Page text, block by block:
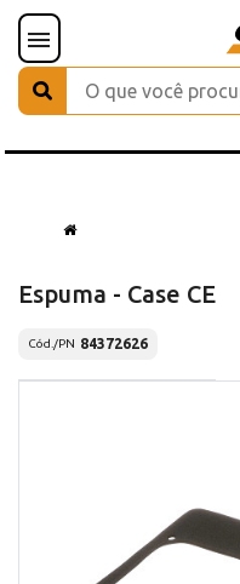
Espuma - Case CE
Cód./PN 84372626